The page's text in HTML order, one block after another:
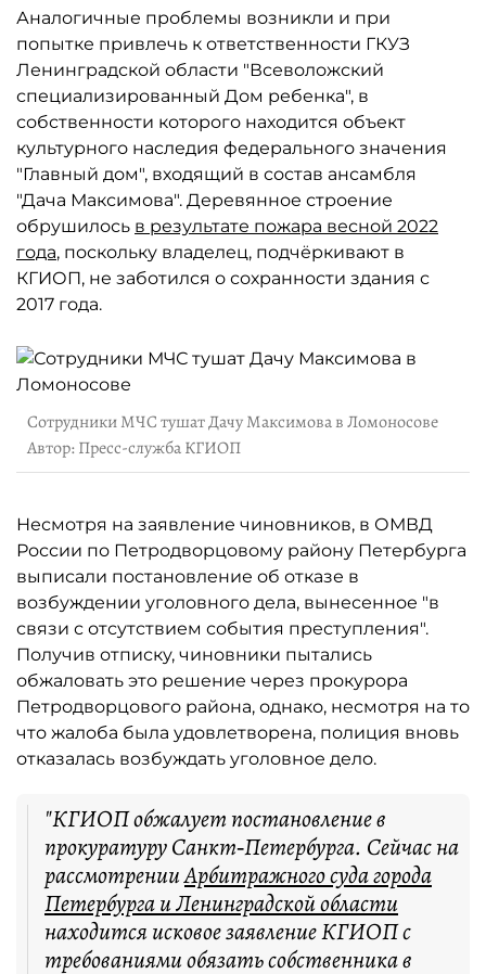
Аналогичные проблемы возникли и при
попытке привлечь к ответственности ГКУЗ
Ленинградской области "Всеволожский
специализированный Дом ребенка", в
собственности которого находится объект
культурного наследия федерального значения
"Главный дом", входящий в состав ансамбля
"Дача Максимова". Деревянное строение
обрушилось в результате пожара весной 2022
года, поскольку владелец, подчёркивают в
КГИОП, не заботился о сохранности здания с
2017 года.
Сотрудники МЧС тушат Дачу Максимова в Ломоносове
Автор: Пресс-служба КГИОП
Несмотря на заявление чиновников, в ОМВД
России по Петродворцовому району Петербурга
выписали постановление об отказе в
возбуждении уголовного дела, вынесенное "в
связи с отсутствием события преступления".
Получив отписку, чиновники пытались
обжаловать это решение через прокурора
Петродворцового района, однако, несмотря на то
что жалоба была удовлетворена, полиция вновь
отказалась возбуждать уголовное дело.
"КГИОП обжалует постановление в
прокуратуру Санкт‑Петербурга. Сейчас на
рассмотренииАрбитражного суда города
Петербурга и Ленинградской области
находится исковое заявление КГИОП с
требованиями обязать собственника в